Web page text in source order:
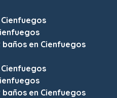
baños en Cienfuegos
baños en Cienfuegos